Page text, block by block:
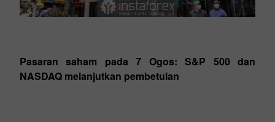
Pasaran saham pada 7 Ogos: S&P 500 dan
NASDAQ melanjutkan pembetulan